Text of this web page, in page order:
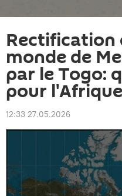
Rectification
monde de
par le Togo:
pour
12:33 27.05.2026